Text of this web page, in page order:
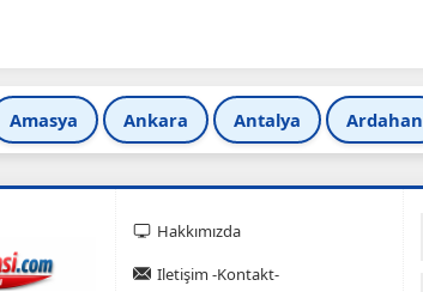
Amasya Ankara Antalya Ardahan
Hakkımızda
Iletişim -Kontakt-